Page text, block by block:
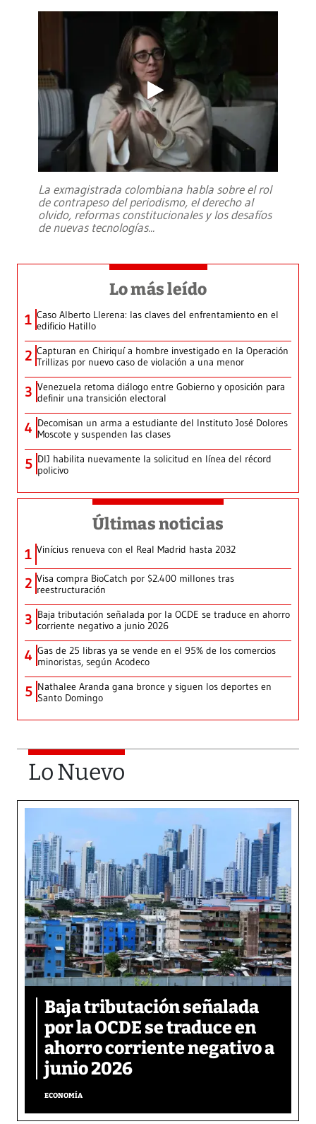
La exmagistrada colombiana habla sobre el rol
de contrapeso del periodismo, el derecho al
olvido, reformas constitucionales y los desafíos
de nuevas tecnologías...
Lo más leído
1 Caso Alberto Llerena: las claves del enfrentamiento en el
edificio Hatillo
2 Capturan en Chiriquí a hombre investigado en la Operación
Trillizas por nuevo caso de violación a una menor
3 Venezuela retoma diálogo entre Gobierno y oposición para
definir una transición electoral
4 Decomisan un arma a estudiante del Instituto José Dolores
Moscote y suspenden las clases
5 DIJ habilita nuevamente la solicitud en línea del récord
policivo
Últimas noticias
1 Vinícius renueva con el Real Madrid hasta 2032
2 Visa compra BioCatch por $2.400 millones tras
reestructuración
3 Baja tributación señalada por la OCDE se traduce en ahorro
corriente negativo a junio 2026
4 Gas de 25 libras ya se vende en el 95% de los comercios
minoristas, según Acodeco
5 Nathalee Aranda gana bronce y siguen los deportes en
Santo Domingo
Lo Nuevo
Baja tributación señalada
por la OCDE se traduce en
ahorro corriente negativo a
junio 2026
ECONOMÍA